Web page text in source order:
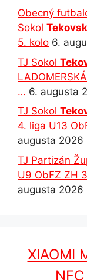
Obecný
Sokol
5. kolo 6.
TJ Sokol
… 6. augusta
TJ Sokol
4. liga U13
augusta 2026
TJ Partizán
U9 ObFZ ZH
augusta 2026
XIAOMI